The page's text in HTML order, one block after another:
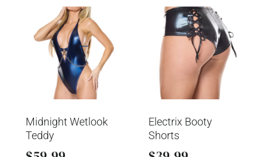
Midnight Wetlook
Teddy
Electrix Booty
Shorts